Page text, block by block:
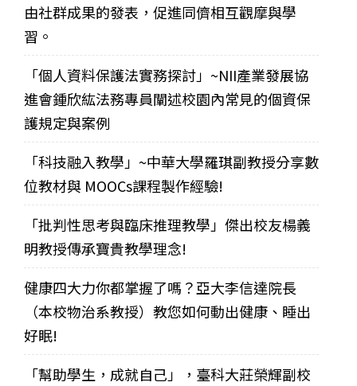
由社群成果的發表，促進同儕相互觀摩與學
習。
「個人資料保護法實務探討」~NII產業發展協
進會鍾欣紘法務專員闡述校園內常見的個資保
護規定與案例
「科技融入教學」~中華大學羅琪副教授分享數
位教材與 MOOCs課程製作經驗!
「批判性思考與臨床推理教學」傑出校友楊義
明教授傳承寶貴教學理念!
健康四大力你都掌握了嗎？亞大李信達院長
（本校物治系教授）教您如何動出健康、睡出
好眠!
「幫助學生，成就自己」，臺科大莊榮輝副校